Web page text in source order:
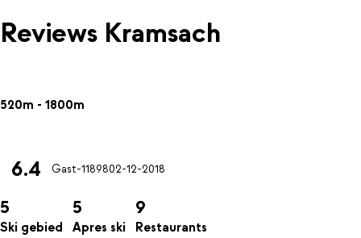
Reviews Kramsach
520m - 1800m
6.4 Gast-1189802-12-2018
5
Ski gebied
5
Apres ski
9
Restaurants